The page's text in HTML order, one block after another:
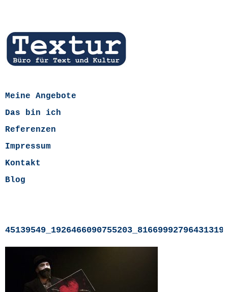
Meine Angebote
Das bin ich
Referenzen
Impressum
Kontakt
Blog